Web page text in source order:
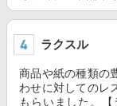
ラクスル
商品や紙の種類の
わせに対してのレ
もらいました。